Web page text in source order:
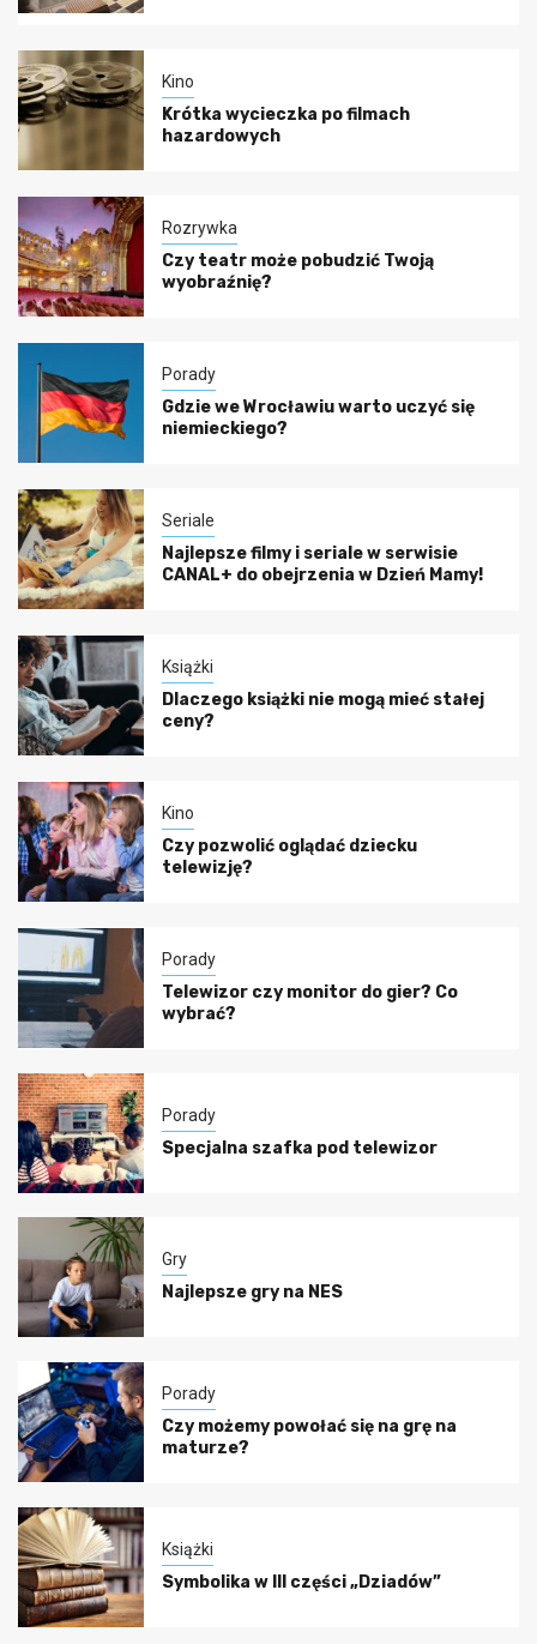
Kino
Krótka wycieczka po filmach
hazardowych
Rozrywka
Czy teatr może pobudzić Twoją
wyobraźnię?
Porady
Gdzie we Wrocławiu warto uczyć się
niemieckiego?
Seriale
Najlepsze filmy i seriale w serwisie
CANAL+ do obejrzenia w Dzień Mamy!
Książki
Dlaczego książki nie mogą mieć stałej
ceny?
Kino
Czy pozwolić oglądać dziecku
telewizję?
Porady
Telewizor czy monitor do gier? Co
wybrać?
Porady
Specjalna szafka pod telewizor
Gry
Najlepsze gry na NES
Porady
Czy możemy powołać się na grę na
maturze?
Książki
Symbolika w III części „Dziadów”